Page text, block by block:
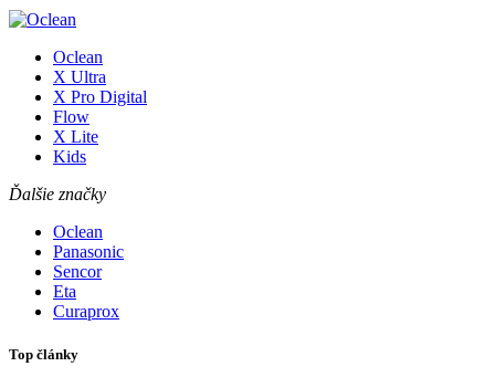
Oclean
X Ultra
X Pro Digital
Flow
X Lite
Kids
Ďalšie značky
Oclean
Panasonic
Sencor
Eta
Curaprox
Top články